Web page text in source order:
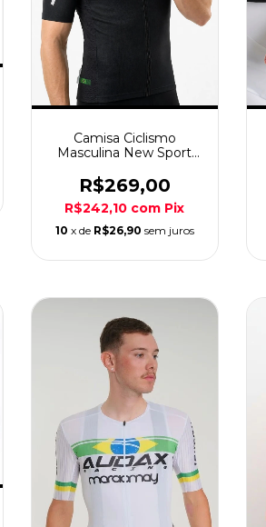
Camisa Ciclismo
Masculina New Sport
R$269,00
R$242,10 com Pix
10 x de R$26,90 sem juros